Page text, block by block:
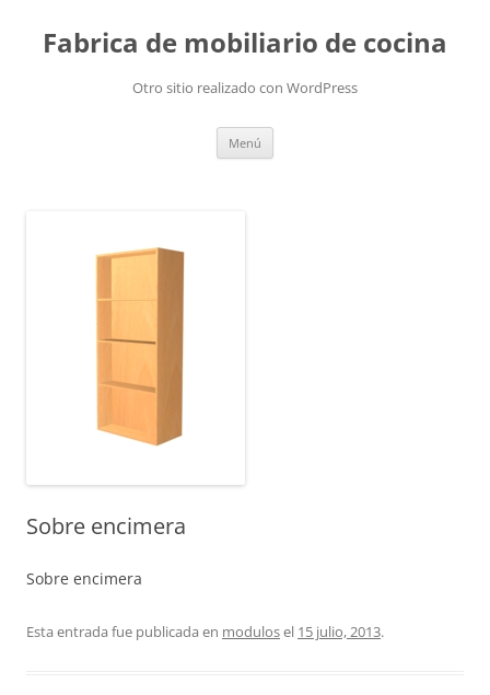
Fabrica de mobiliario de cocina
Otro sitio realizado con WordPress
Menú
Sobre encimera
Sobre encimera
Esta entrada fue publicada en modulosel 15 julio, 2013.